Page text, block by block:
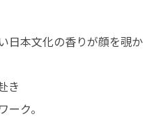
日本文化の香りが顔を覗か
き
ク。